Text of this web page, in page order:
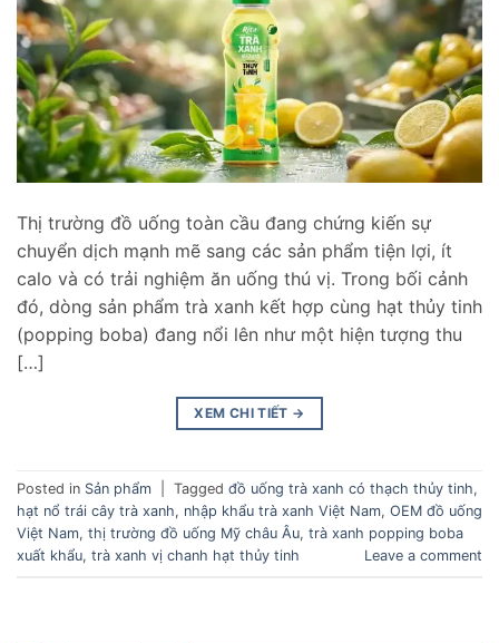
Thị trường đồ uống toàn cầu đang chứng kiến sự
chuyển dịch mạnh mẽ sang các sản phẩm tiện lợi, ít
calo và có trải nghiệm ăn uống thú vị. Trong bối cảnh
đó, dòng sản phẩm trà xanh kết hợp cùng hạt thủy tinh
(popping boba) đang nổi lên như một hiện tượng thu
[…]
XEM CHI TIẾT →
Posted in Sản phẩm Tagged đồ uống trà xanh có thạch thủy tinh,
hạt nổ trái cây trà xanh, nhập khẩu trà xanh Việt Nam, OEM đồ uống
Việt Nam, thị trường đồ uống Mỹ châu Âu, trà xanh popping boba
xuất khẩu, trà xanh vị chanh hạt thủy tinh Leave a comment